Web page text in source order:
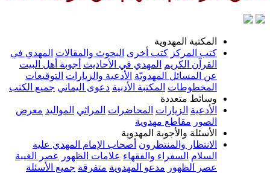
المكتبة المهدوية
كتب المركز كتب أخرى البحوث والمقالات المهدي في
القرآن الكريم
المهدي في الأحاديث أجوبة أهل البيت
عن المسائل المهدويّة الأدعية والزيارات التوقيعات
المخطوطات المكتبة الأدبية دعوى اليماني جميع الكتب
وسائط متعددة
الأدعية الزيارات المحاضرات المراثي المواليد معرض
الصور مقاطع مهدوية
الأسئلة والأجوبة المهدوية
الانتظار والمنتظرون أصحاب الإمام المهدي عليه
السلام السفراء والفقهاء علامات الظهور
عصر الغيبة
عصر الظهور مدعو المهدوية متفرقة جميع الأسئلة